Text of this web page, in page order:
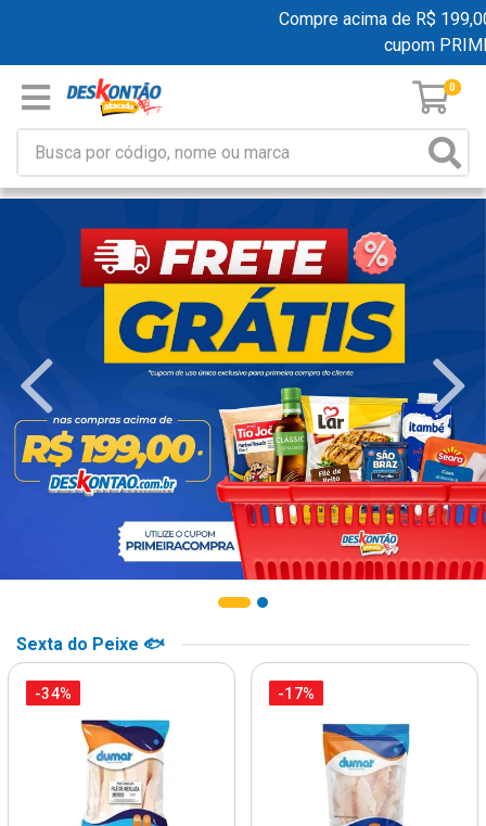
Compre acima de R$ 199,00
cupom
0
Sexta do Peixe 🐟
-34% -17%